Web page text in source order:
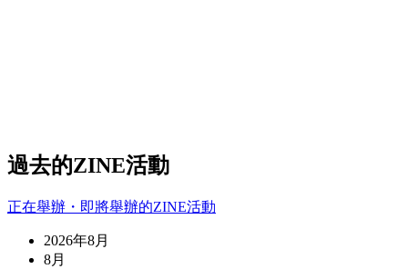
過去的ZINE活動
正在舉辦・即將舉辦的ZINE活動
2026年8月
8月